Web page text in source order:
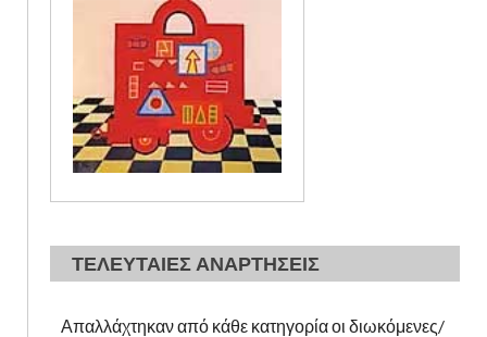
ΤΕΛΕΥΤΑΙΕΣ ΑΝΑΡΤΗΣΕΙΣ
Απαλλάχτηκαν από κάθε κατηγορία οι διωκόμενες/